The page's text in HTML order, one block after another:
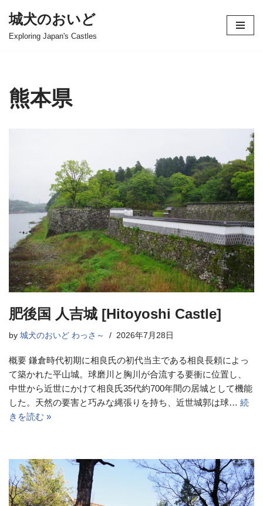
コ
ツ
へ
城犬のおいど
Exploring Japan's Castles
熊本県
肥後国 人吉城 [Hitoyoshi Castle]
by 城犬のおいど わっさ～ 2026年7月28日
概要 鎌倉時代初期に相良氏の初代当主である相良長頼によっ
て築かれた平山城。球磨川と胸川が合流する要衝に位置し、
中世から近世にかけて相良氏35代約700年間の居城として機能
した。天然の要害と巧みな縄張りを持ち、近世城郭は球… 続
きを読む »